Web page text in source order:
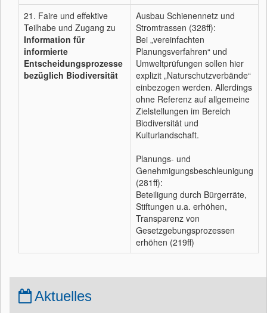
21. Faire und effektive
Teilhabe und Zugang zu
Information für
informierte
Entscheidungsprozesse
bezüglich Biodiversität
Ausbau Schienennetz und
Stromtrassen (328ff):
Bei „vereinfachten
Planungsverfahren“ und
Umweltprüfungen sollen hier
explizit „Naturschutzverbände“
einbezogen werden. Allerdings
ohne Referenz auf allgemeine
Zielstellungen im Bereich
Biodiversität und
Kulturlandschaft.
Planungs- und
Genehmigungsbeschleunigung
(281ff):
Beteiligung durch Bürgerräte,
Stiftungen u.a. erhöhen,
Transparenz von
Gesetzgebungsprozessen
erhöhen (219ff)
Aktuelles